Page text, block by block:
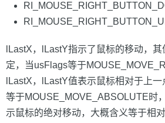
lLastX，lLastY指示了鼠标的移动，
定，当usFlags等于
lLastX，lLastY值表示鼠标相对于上
等于MOUSE_MOVE_ABSOLUTE时
示鼠标的绝对移动，大概含义等于相